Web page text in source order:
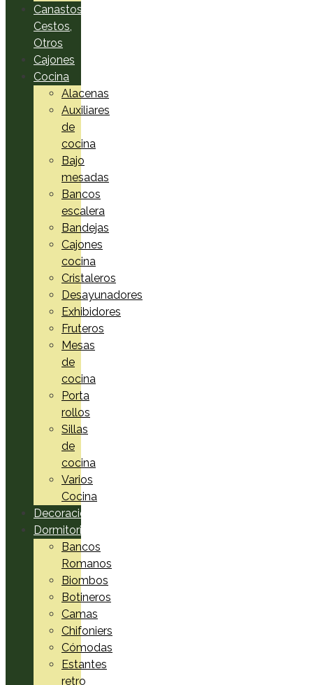
Canastos,
Cestos,
Otros
Cajones
Cocina
Alacenas
Auxiliares
de
cocina
Bajo
mesadas
Bancos
escalera
Bandejas
Cajones
cocina
Cristaleros
Desayunadores
Exhibidores
Fruteros
Mesas
de
cocina
Porta
rollos
Sillas
de
cocina
Varios
Cocina
Decoración
Dormitorio
Bancos
Romanos
Biombos
Botineros
Camas
Chifoniers
Cómodas
Estantes
retro